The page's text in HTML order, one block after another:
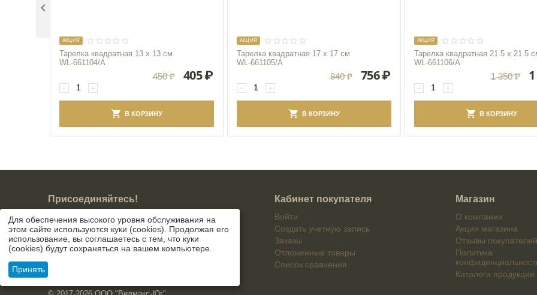
AКЦИЯ
Тарелка квадратная 13 x 13 см
WL‑661104/A
+
−
450 ₽ 405₽
В КОРЗИНУ
AКЦИЯ
Тарелка квадратная 17 x 17 см
WL‑661105/A
+
−
840 ₽ 756₽
В КОРЗИНУ
AКЦИЯ
Тарелка квадратная 21.5 x 21.5
WL‑661106/A
+
−
1 350 ₽
В КОРЗИНУ

Присоединяйтесь! Кабинет покупателя
Войти
Создать учетную запись
Заказы
Отложенные товары
Список сравнения
Магазин
О компании
Акции магазина
Отзывы покупателей
Политика
Каталоги продукции
Для обеспечения высокого уровня обслуживания на
этом сайте используются куки (cookies). Продолжая его
использование, вы соглашаетесь с тем, что куки
(cookies) будут сохраняться на вашем компьютере.
Принять